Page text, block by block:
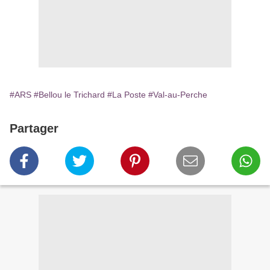
#ARS #Bellou le Trichard #La Poste #Val-au-Perche
Partager